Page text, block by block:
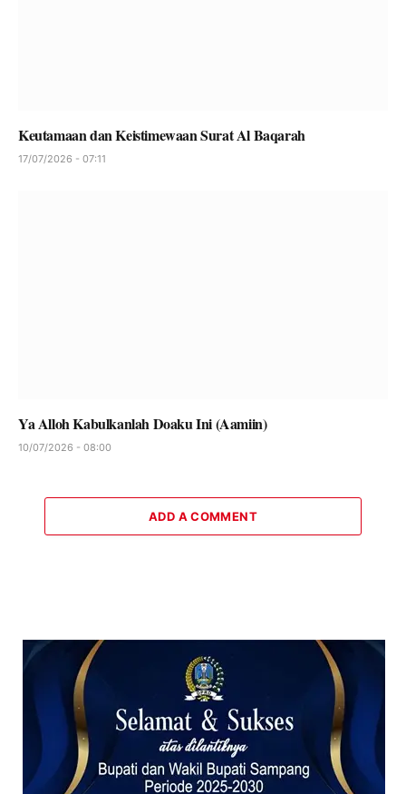
Keutamaan dan Keistimewaan Surat Al Baqarah
17/07/2026 - 07:11
Ya Alloh Kabulkanlah Doaku Ini (Aamiin)
10/07/2026 - 08:00
ADD A COMMENT